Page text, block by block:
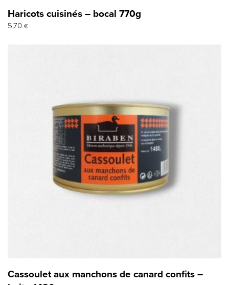
Haricots cuisinés – bocal 770g
5,70 €
Cassoulet aux manchons de canard confits –